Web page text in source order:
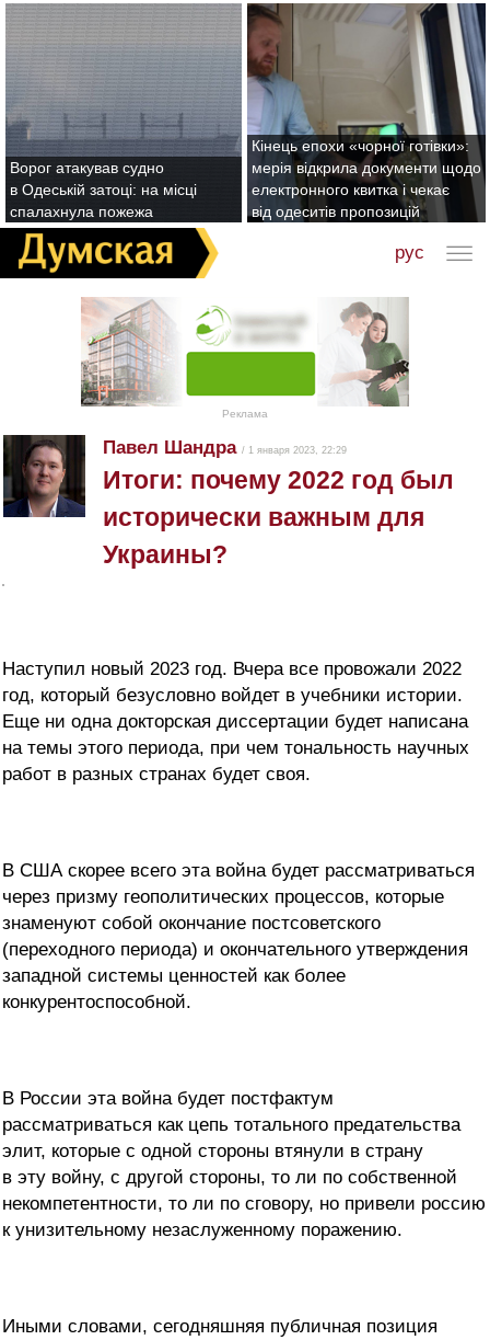
Ворог атакував судно
в Одеській затоці: на місці
спалахнула пожежа
Кінець епохи «чорної готівки»:
мерія відкрила документи щодо
електронного квитка і чекає
від одеситів пропозицій
рус
Реклама
Павел Шандра / 1 января 2023, 22:29
Итоги: почему 2022 год был
исторически важным для
Украины?
Наступил новый 2023 год. Вчера все провожали 2022
год, который безусловно войдет в учебники истории.
Еще ни одна докторская диссертации будет написана
на темы этого периода, при чем тональность научных
работ в разных странах будет своя.
В США скорее всего эта война будет рассматриваться
через призму геополитических процессов, которые
знаменуют собой окончание постсоветского
(переходного периода) и окончательного утверждения
западной системы ценностей как более
конкурентоспособной.
В России эта война будет постфактум
рассматриваться как цепь тотального предательства
элит, которые с одной стороны втянули в страну
в эту войну, с другой стороны, то ли по собственной
некомпетентности, то ли по сговору, но привели россию
к унизительному незаслуженному поражению.
Иными словами, сегодняшняя публичная позиция